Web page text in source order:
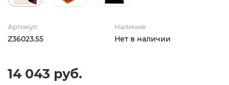
Артикул
Z36023.55
Наличие
Нет в наличии
14 043 руб.